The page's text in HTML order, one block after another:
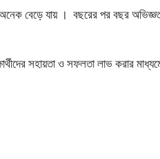
বেড়ে যায় । বছরের পর বছর অভিজ্ঞতা
সহায়তা ও সফলতা লাভ করার